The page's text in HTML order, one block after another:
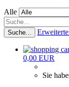
Alle
Suche...
0,00 EUR
Sie